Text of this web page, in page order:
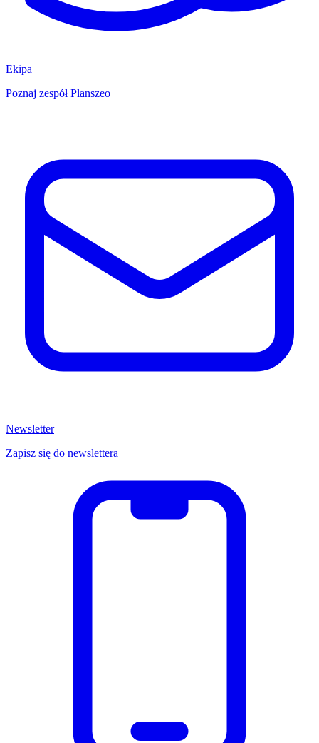
Ekipa
Poznaj zespół Planszeo
Newsletter
Zapisz się do newslettera